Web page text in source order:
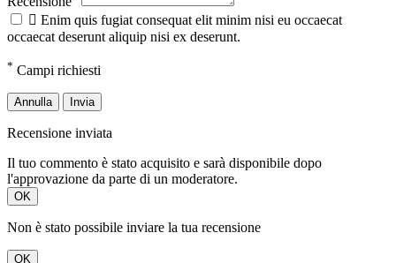
 Enim quis fugiat consequat elit minim nisi eu occaecat
occaecat deserunt aliquip nisi ex deserunt.
* Campi richiesti
Annulla Invia
Recensione inviata
Il tuo commento è stato acquisito e sarà disponibile dopo
l'approvazione da parte di un moderatore.
OK
Non è stato possibile inviare la tua recensione
OK